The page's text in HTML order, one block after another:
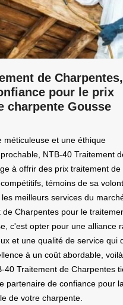
de
pour le prix
charpente Gousse
méticuleuse et une éthique
NTB-40 Traitement
à offrir des prix traitement de
témoins de sa
meilleurs services du
de Charpentes pour le
c'est opter pour une alliance
et une qualité de service qui
à un coût abordable,
40 Traitement de Charpentes
partenaire de confiance pour la
de votre charpente.